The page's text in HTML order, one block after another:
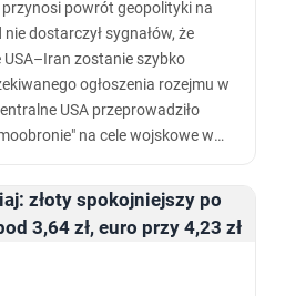
przynosi powrót geopolityki na
dostarczył sygnałów, że
zostanie szybko
ogłoszenia rozejmu w
USA przeprowadziło
na cele wojskowe w
w Kuwejcie.…